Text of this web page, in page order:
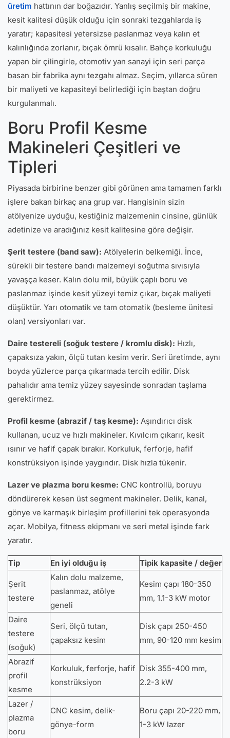
üretim hattının dar boğazıdır. Yanlış seçilmiş bir makine,
kesit kalitesi düşük olduğu için sonraki tezgahlarda iş
yaratır; kapasitesi yetersizse paslanmaz veya kalın et
kalınlığında zorlanır, bıçak ömrü kısalır. Bahçe korkuluğu
yapan bir çilingirle, otomotiv yan sanayi için seri parça
basan bir fabrika aynı tezgahı almaz. Seçim, yıllarca süren
bir maliyeti ve kapasiteyi belirlediği için baştan doğru
kurgulanmalı.
Boru Profil Kesme
Makineleri Çeşitleri ve
Tipleri
Piyasada birbirine benzer gibi görünen ama tamamen farklı
işlere bakan birkaç ana grup var. Hangisinin sizin
atölyenize uyduğu, kestiğiniz malzemenin cinsine, günlük
adetinize ve aradığınız kesit kalitesine göre değişir.
Şerit testere (band saw): Atölyelerin belkemiği. İnce,
sürekli bir testere bandı malzemeyi soğutma sıvısıyla
yavaşça keser. Kalın dolu mil, büyük çaplı boru ve
paslanmaz işinde kesit yüzeyi temiz çıkar, bıçak maliyeti
düşüktür. Yarı otomatik ve tam otomatik (besleme ünitesi
olan) versiyonları var.
Daire testereli (soğuk testere / kromlu disk): Hızlı,
çapaksıza yakın, ölçü tutan kesim verir. Seri üretimde, aynı
boyda yüzlerce parça çıkarmada tercih edilir. Disk
pahalıdır ama temiz yüzey sayesinde sonradan taşlama
gerektirmez.
Profil kesme (abrazif / taş kesme): Aşındırıcı disk
kullanan, ucuz ve hızlı makineler. Kıvılcım çıkarır, kesit
ısınır ve hafif çapak bırakır. Korkuluk, ferforje, hafif
konstrüksiyon işinde yaygındır. Disk hızla tükenir.
Lazer ve plazma boru kesme: CNC kontrollü, boruyu
döndürerek kesen üst segment makineler. Delik, kanal,
gönye ve karmaşık birleşim profillerini tek operasyonda
açar. Mobilya, fitness ekipmanı ve seri metal işinde fark
yaratır.
Tip En iyi olduğu iş Tipik kapasite / değer
Şerit
testere
Kalın dolu malzeme,
paslanmaz, atölye
geneli
Kesim çapı 180-350
mm, 1.1-3 kW motor
Daire
testere
(soğuk)
Seri, ölçü tutan,
çapaksız kesim
Disk çapı 250-450
mm, 90-120 mm kesim
Abrazif
profil
kesme
Korkuluk, ferforje, hafif
konstrüksiyon
Disk 355-400 mm,
2.2-3 kW
Lazer /
plazma
boru
CNC kesim, delik-
gönye-form
Boru çapı 20-220 mm,
1-3 kW lazer